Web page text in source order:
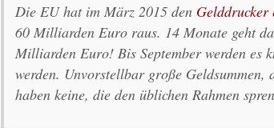
Die EU hat im März 2015 den Gelddrucker
60 Milliarden Euro raus. 14 Monate geht
Milliarden Euro! Bis September werden es
werden. Unvorstellbar große
haben keine, die den üblichen Rahmen